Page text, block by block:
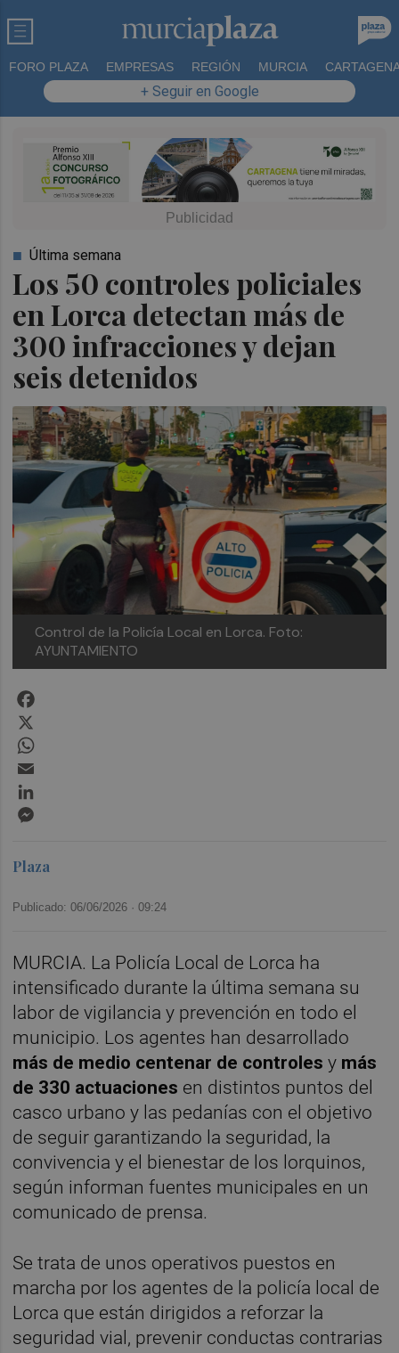
FORO PLAZA EMPRESAS REGIÓN MURCIA
+ Seguir en Google
Los 50 controles policiales
en Lorca detectan más de
300 infracciones y dejan
seis detenidos
Última semana
Control de la Policía Local en Lorca. Foto:
AYUNTAMIENTO
Plaza
Publicado: 06/06/2026 ·09:24
MURCIA. La Policía Local de Lorca ha
intensificado durante la última semana su
labor de vigilancia y prevención en todo el
municipio. Los agentes han desarrollado
más de medio centenar de controles y más
de 330 actuaciones en distintos puntos del
casco urbano y las pedanías con el objetivo
de seguir garantizando la seguridad, la
convivencia y el bienestar de los lorquinos,
según informan fuentes municipales en un
comunicado de prensa.
Se trata de unos operativos puestos en
marcha por los agentes de la policía local de
Lorca que están dirigidos a reforzar la
seguridad vial, prevenir conductas contrarias